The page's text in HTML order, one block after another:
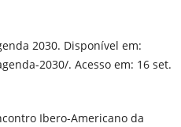
2030. Disponível em:
2030/. Acesso em: 16 set.
Ibero-Americano da